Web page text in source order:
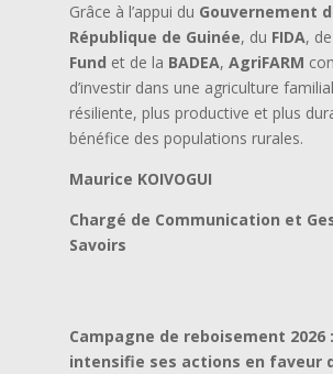
Grâce à l’appui du Gouvernement
République de Guinée, du FIDA, de
Fund et de la BADEA,AgriFARM
d’investir dans une agriculture
résiliente, plus productive et plus
bénéfice des populations rurales.
Maurice KOIVOGUI
Chargé de Communication et
Savoirs
Campagne de reboisement 2026
intensifie ses actions en faveur